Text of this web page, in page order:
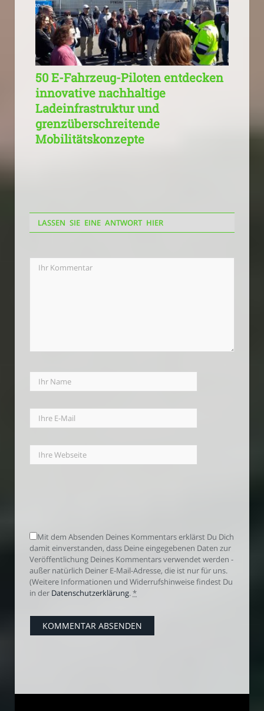
50 E-Fahrzeug-Piloten entdecken
innovative nachhaltige
Ladeinfrastruktur und
grenzüberschreitende
Mobilitätskonzepte
LASSEN SIE EINE ANTWORT HIER
Mit dem Absenden Deines Kommentars erklärst Du Dich
damit einverstanden, dass Deine eingegebenen Daten zur
Veröffentlichung Deines Kommentars verwendet werden -
außer natürlich Deiner E-Mail-Adresse, die ist nur für uns.
(Weitere Informationen und Widerrufshinweise findest Du
in der Datenschutzerklärung.*